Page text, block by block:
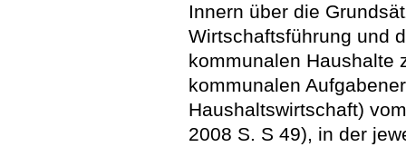
Innern über die
Wirtschaftsführung und
kommunalen Haushalte
kommunalen
Haushaltswirtschaft)
2008 S. S 49), in der